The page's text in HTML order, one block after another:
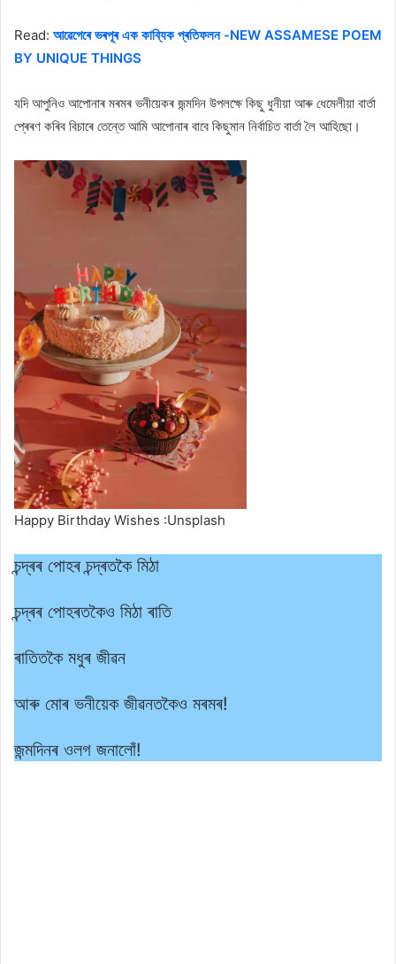
Read: আৱেগেৰে ভৰপূৰ এক কাব্যিক প্ৰতিফলন -NEW ASSAMESE POEM
BY UNIQUE THINGS
যদি আপুনিও আপোনাৰ মৰমৰ ভনীয়েকৰ জন্মদিন উপলক্ষে কিছু ধুনীয়া আৰু ধেমেলীয়া বাৰ্তা
প্ৰেৰণ কৰিব বিচাৰে তেন্তে আমি আপোনাৰ বাবে কিছুমান নিৰ্বাচিত বাৰ্তা লৈ আহিছো।
Happy Birthday Wishes :Unsplash
চন্দ্ৰৰ পোহৰ চন্দ্ৰতকৈ মিঠা
চন্দ্ৰৰ পোহৰতকৈও মিঠা ৰাতি
ৰাতিতকৈ মধুৰ জীৱন
আৰু মোৰ ভনীয়েক জীৱনতকৈও মৰমৰ!
জন্মদিনৰ ওলগ জনালোঁ!